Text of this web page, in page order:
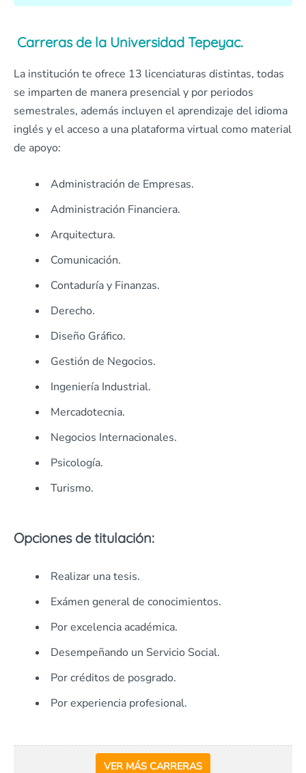
Carreras de la Universidad Tepeyac.
La institución te ofrece 13 licenciaturas distintas, todas
se imparten de manera presencial y por periodos
semestrales, además incluyen el aprendizaje del idioma
inglés y el acceso a una plataforma virtual como material
de apoyo:
Administración de Empresas.
Administración Financiera.
Arquitectura.
Comunicación.
Contaduría y Finanzas.
Derecho.
Diseño Gráfico.
Gestión de Negocios.
Ingeniería Industrial.
Mercadotecnia.
Negocios Internacionales.
Psicología.
Turismo.
Opciones de titulación:
Realizar una tesis.
Exámen general de conocimientos.
Por excelencia académica.
Desempeñando un Servicio Social.
Por créditos de posgrado.
Por experiencia profesional.
VER MÁS CARRERAS